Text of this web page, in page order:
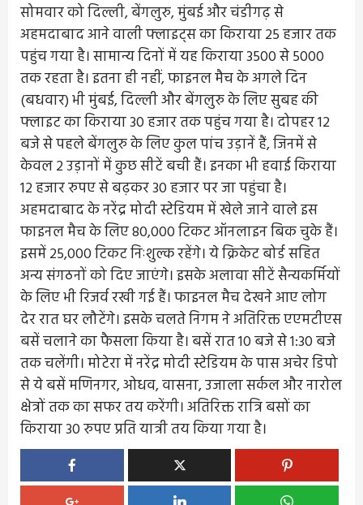
सोमवार को दिल्ली, बेंगलुरु, मुंबई और चंडीगढ़ से
अहमदाबाद आने वाली फ्लाइट्स का किराया 25 हजार तक
पहुंच गया है। सामान्य दिनों में यह किराया 3500 से 5000
तक रहता है। इतना ही नहीं, फाइनल मैच के अगले दिन
(बधवार) भी मुंबई, दिल्ली और बेंगलुरु के लिए सुबह की
फ्लाइट का किराया 30 हजार तक पहुंच गया है। दोपहर 12
बजे से पहले बेंगलुरु के लिए कुल पांच उड़ानें हैं, जिनमें से
केवल 2 उड़ानों में कुछ सीटें बची हैं। इनका भी हवाई किराया
12 हजार रुपए से बढ़कर 30 हजार पर जा पहुंचा है।
अहमदाबाद के नरेंद्र मोदी स्टेडियम में खेले जाने वाले इस
फाइनल मैच के लिए 80,000 टिकट ऑनलाइन बिक चुके हैं।
इसमें 25,000 टिकट निःशुल्क रहेंगे। ये क्रिकेट बोर्ड सहित
अन्य संगठनों को दिए जाएंगे। इसके अलावा सीटें सैन्यकर्मियों
के लिए भी रिजर्व रखी गई हैं। फाइनल मैच देखने आए लोग
देर रात घर लौटेंगे। इसके चलते निगम ने अतिरिक्त एएमटीएस
बसें चलाने का फैसला किया है। बसें रात 10 बजे से 1:30 बजे
तक चलेंगी। मोटेरा में नरेंद्र मोदी स्टेडियम के पास अचेर डिपो
से ये बसें मणिनगर, ओधव, वासना, उजाला सर्कल और नारोल
क्षेत्रों तक का सफर तय करेंगी। अतिरिक्त रात्रि बसों का
किराया 30 रुपए प्रति यात्री तय किया गया है।